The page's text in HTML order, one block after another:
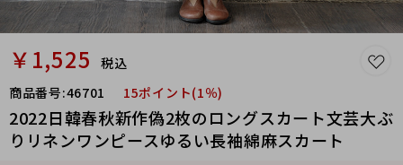
￥1,525
税込
商品番号:46701 15ポイント(1％)
2022日韓春秋新作偽2枚のロングスカート文芸大ぶ
りリネンワンピースゆるい長袖綿麻スカート